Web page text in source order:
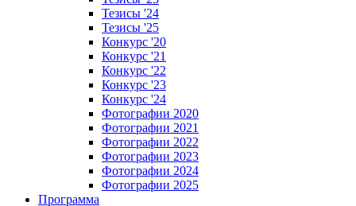
Тезисы '24
Тезисы '25
Конкурс '20
Конкурс '21
Конкурс '22
Конкурс '23
Конкурс '24
Фотографии 2020
Фотографии 2021
Фотографии 2022
Фотографии 2023
Фотографии 2024
Фотографии 2025
Программа